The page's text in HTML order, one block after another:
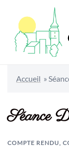
Accueil »
Séance
COMPTE RENDU,